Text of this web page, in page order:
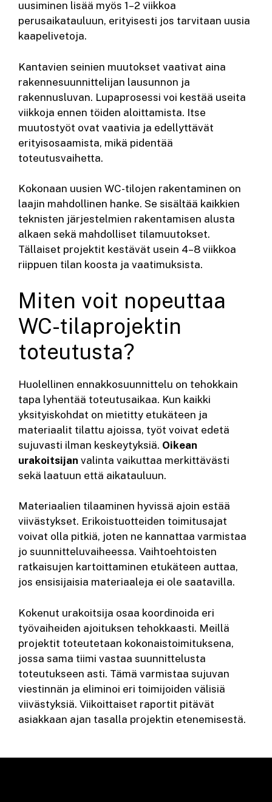
uusiminen lisää myös 1–2 viikkoa
perusaikatauluun, erityisesti jos tarvitaan uusia
kaapelivetoja.
Kantavien seinien muutokset vaativat aina
rakennesuunnittelijan lausunnon ja
rakennusluvan. Lupaprosessi voi kestää useita
viikkoja ennen töiden aloittamista. Itse
muutostyöt ovat vaativia ja edellyttävät
erityisosaamista, mikä pidentää
toteutusvaihetta.
Kokonaan uusien WC-tilojen rakentaminen on
laajin mahdollinen hanke. Se sisältää kaikkien
teknisten järjestelmien rakentamisen alusta
alkaen sekä mahdolliset tilamuutokset.
Tällaiset projektit kestävät usein 4–8 viikkoa
riippuen tilan koosta ja vaatimuksista.
Miten voit nopeuttaa
WC-tilaprojektin
toteutusta?
Huolellinen ennakkosuunnittelu on tehokkain
tapa lyhentää toteutusaikaa. Kun kaikki
yksityiskohdat on mietitty etukäteen ja
materiaalit tilattu ajoissa, työt voivat edetä
sujuvasti ilman keskeytyksiä. Oikean
urakoitsijan valinta vaikuttaa merkittävästi
sekä laatuun että aikatauluun.
Materiaalien tilaaminen hyvissä ajoin estää
viivästykset. Erikoistuotteiden toimitusajat
voivat olla pitkiä, joten ne kannattaa varmistaa
jo suunnitteluvaiheessa. Vaihtoehtoisten
ratkaisujen kartoittaminen etukäteen auttaa,
jos ensisijaisia materiaaleja ei ole saatavilla.
Kokenut urakoitsija osaa koordinoida eri
työvaiheiden ajoituksen tehokkaasti. Meillä
projektit toteutetaan kokonaistoimituksena,
jossa sama tiimi vastaa suunnittelusta
toteutukseen asti. Tämä varmistaa sujuvan
viestinnän ja eliminoi eri toimijoiden välisiä
viivästyksiä. Viikoittaiset raportit pitävät
asiakkaan ajan tasalla projektin etenemisestä.